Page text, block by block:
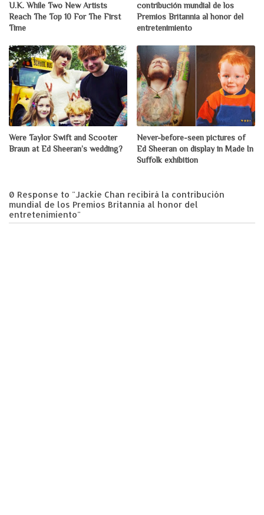
U.K. While Two New Artists
Reach The Top 10 For The First
Time
contribución mundial de los
Premios Britannia al honor del
entretenimiento
Were Taylor Swift and Scooter
Braun at Ed Sheeran’s wedding?
Never-before-seen pictures of
Ed Sheeran on display in Made In
Suffolk exhibition
0 Response to "Jackie Chan recibirá la contribución
mundial de los Premios Britannia al honor del
entretenimiento"